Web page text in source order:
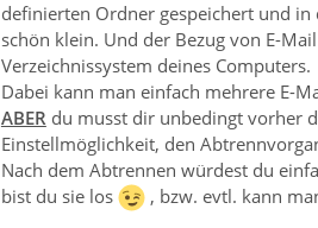
definierten Ordner gespeichert und in
schön klein. Und der Bezug von E-
Verzeichnissystem deines Computers.
Dabei kann man einfach mehrere E-
ABERdu musst dir unbedingt vorher
Einstellmöglichkeit, den
Nach dem Abtrennen würdest du
bist du sie los
, bzw. evtl. kann